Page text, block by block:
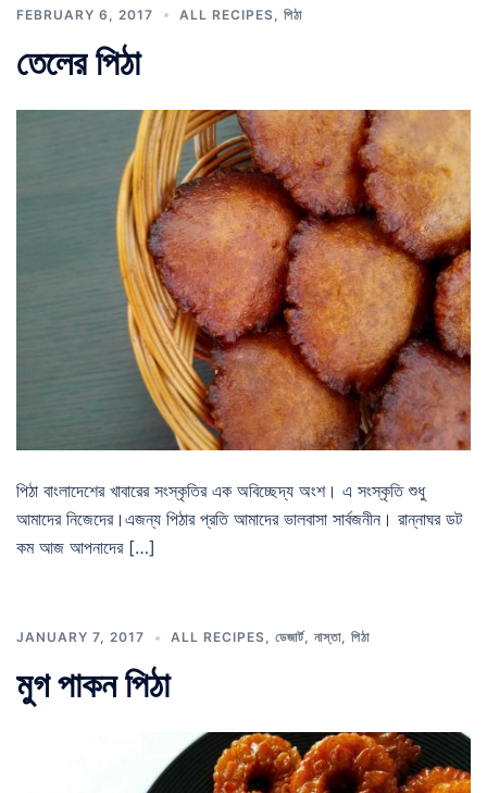
FEBRUARY 6, 2017 ALL RECIPES পিঠা
তেলের পিঠা
পিঠা বাংলাদেশের খাবারের সংস্কৃতির এক অবিচ্ছেদ্য অংশ। এ সংস্কৃতি শুধু
আমাদের নিজেদের।এজন্য পিঠার প্রতি আমাদের ভালবাসা সার্বজনীন। রান্নাঘর ডট
কম আজ আপনাদের […]
JANUARY 7, 2017 ALL RECIPES, ডেজার্ট, নাস্তা, পিঠা
মুগ পাকন পিঠা